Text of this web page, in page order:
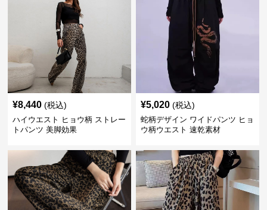
¥8,440 (税込)
ハイウエスト ヒョウ柄 ストレー
トパンツ 美脚効果
¥5,020 (税込)
蛇柄デザイン ワイドパンツ ヒョ
ウ柄ウエスト 速乾素材